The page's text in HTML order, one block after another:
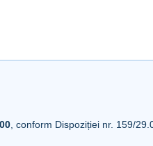
, conform Dispoziției nr. 159/